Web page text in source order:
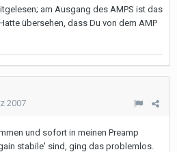
am Ausgang des AMPS ist das
übersehen, dass Du von dem AMP
2007
und sofort in meinen Preamp
stabile' sind, ging das problemlos.